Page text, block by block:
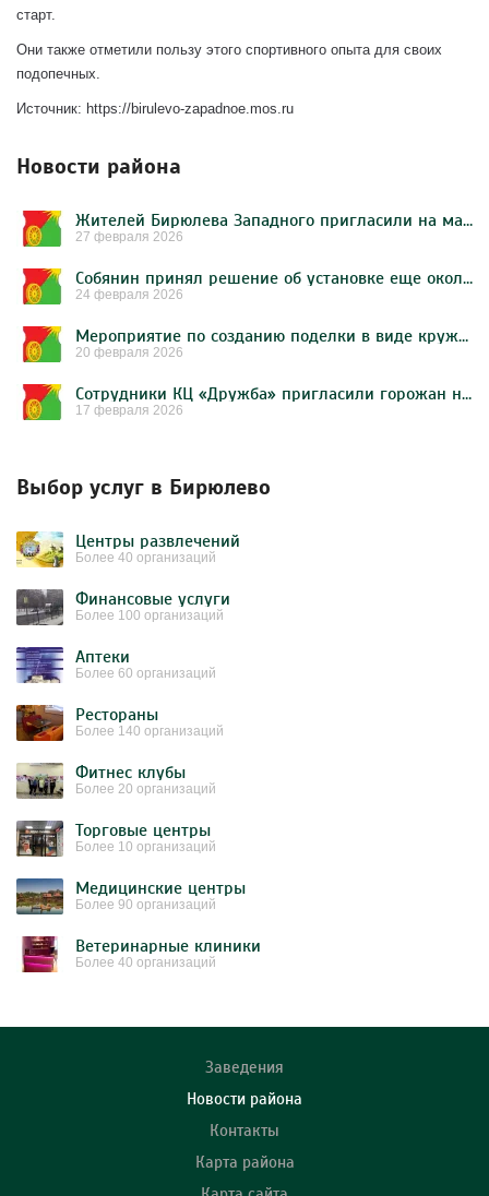
старт.
Они также отметили пользу этого спортивного опыта для своих
подопечных.
Источник: https://birulevo-zapadnoe.mos.ru
Новости района
Жителей Бирюлева Западного пригласили на мастер-класс к Международному женскому дню от активистов молодежной палаты
27 февраля 2026
Собянин принял решение об установке еще около 550 зарядных станций для авто
24 февраля 2026
Мероприятие по созданию поделки в виде кружки чая организуют в КЦ «Дружба»
20 февраля 2026
Сотрудники КЦ «Дружба» пригласили горожан на комплексное мероприятие
17 февраля 2026
Выбор услуг в Бирюлево
Центры развлечений
Более 40 организаций
Финансовые услуги
Более 100 организаций
Аптеки
Более 60 организаций
Рестораны
Более 140 организаций
Фитнес клубы
Более 20 организаций
Торговые центры
Более 10 организаций
Медицинские центры
Более 90 организаций
Ветеринарные клиники
Более 40 организаций
Заведения
Новости района
Контакты
Карта района